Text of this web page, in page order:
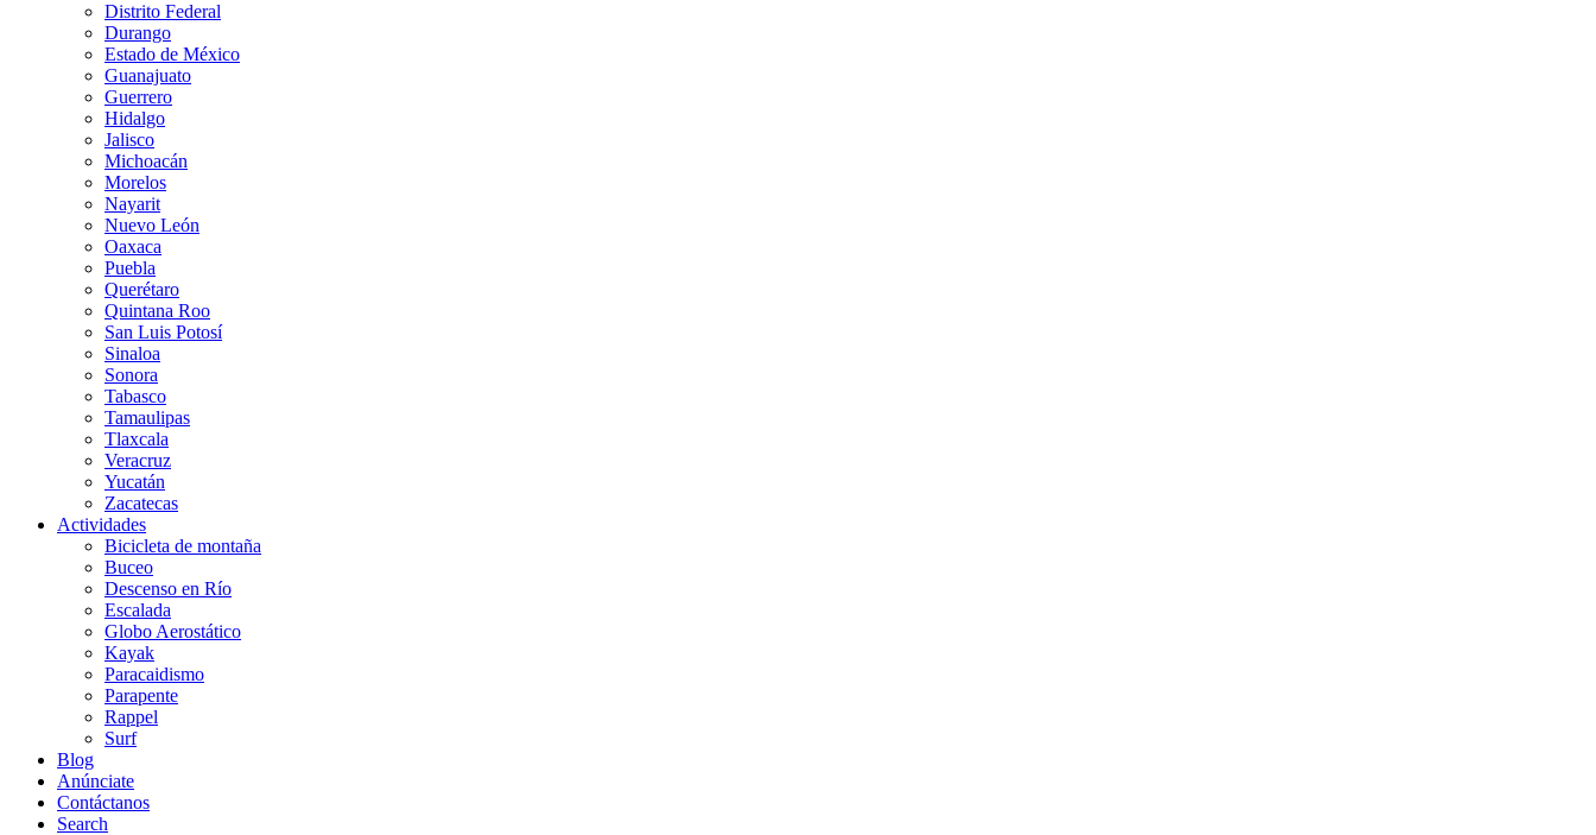
Distrito Federal
Durango
Estado de México
Guanajuato
Guerrero
Hidalgo
Jalisco
Michoacán
Morelos
Nayarit
Nuevo León
Oaxaca
Puebla
Querétaro
Quintana Roo
San Luis Potosí
Sinaloa
Sonora
Tabasco
Tamaulipas
Tlaxcala
Veracruz
Yucatán
Zacatecas
Actividades
Bicicleta de montaña
Buceo
Descenso en Río
Escalada
Globo Aerostático
Kayak
Paracaidismo
Parapente
Rappel
Surf
Blog
Anúnciate
Contáctanos
Search